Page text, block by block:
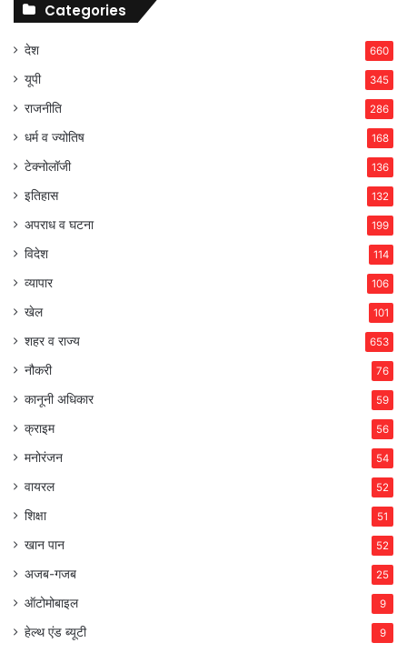
Categories
देश 660
यूपी 345
राजनीति 286
धर्म व ज्योतिष 168
टेक्नोलॉजी 136
इतिहास 132
अपराध व घटना 199
विदेश 114
व्यापार 106
खेल 101
शहर व राज्य 653
नौकरी 76
कानूनी अधिकार 59
क्राइम 56
मनोरंजन 54
वायरल 52
शिक्षा 51
खान पान 52
अजब-गजब 25
ऑटोमोबाइल 9
हेल्थ एंड ब्यूटी 9